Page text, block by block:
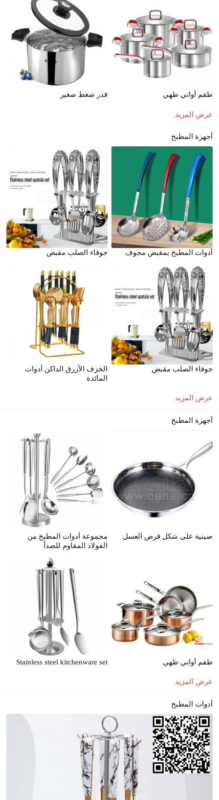
طقم أواني طهي قدر ضغط صغير
عرض المزيد
أجهزة المطبخ
أدوات المطبخ بمقبض مجوف جوفاء الصلب مقبض
جوفاء الصلب مقبض
الخزف الأزرق الداكن أدوات
المائدة
عرض المزيد
أجهزة المطبخ
صينية على شكل قرص العسل
مجموعة أدوات المطبخ من
الفولاذ المقاوم للصدأ
طقم أواني طهي Stainless steel kitchenware set
عرض المزيد
أدوات المطبخ